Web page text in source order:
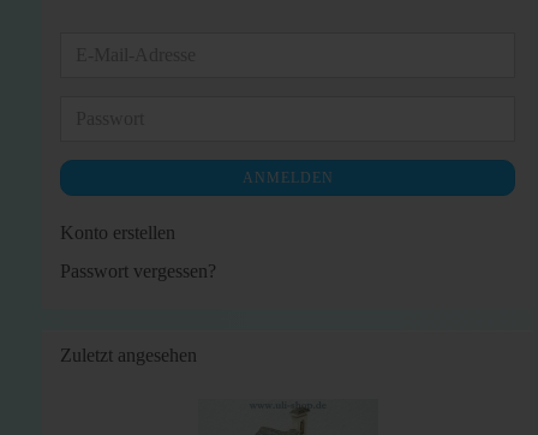
ANMELDEN
Konto erstellen
Passwort vergessen?
Zuletzt angesehen